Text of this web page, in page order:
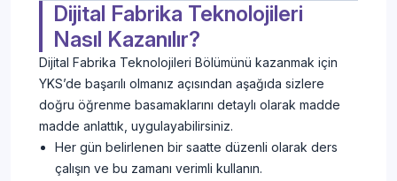
Dijital Fabrika Teknolojileri
Nasıl Kazanılır?
Dijital Fabrika Teknolojileri Bölümünü kazanmak için
YKS’de başarılı olmanız açısından aşağıda sizlere
doğru öğrenme basamaklarını detaylı olarak madde
madde anlattık, uygulayabilirsiniz.
Her gün belirlenen bir saatte düzenli olarak ders
çalışın ve bu zamanı verimli kullanın.